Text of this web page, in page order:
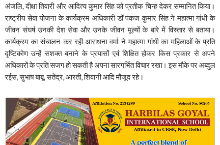
अंजलि, दीक्षा तिवारी और आदित्य कुमार सिंह को प्रतीक चिन्ह देकर सम्मानित किया।
राष्ट्रीय सेवा योजना के कार्यक्रम अधिकारी डॉ पंकज कुमार सिंह ने महात्मा गांधी के
जीवन संघर्ष उनकी देश सेवा और उनके जीवन मूल्यों के बारे में विस्तार से बताया।
कार्यक्रम का संचालन कर रही आराधना वर्मा ने महात्मा गांधी का महिलाओं के प्रति
दृष्टिकोण उन्हें सशक्त बनाने के प्रयासों एवं शिक्षित होकर किस प्रकार से अपने
अधिकारों के प्रति सजग हो सकती है अपना सारगर्भित विचार रखा। इस मौके पर अब्दुल
रईस, सुभाष बाबू, सतेंद्र, आरती, शिवानी आदि मौजूद रहे।